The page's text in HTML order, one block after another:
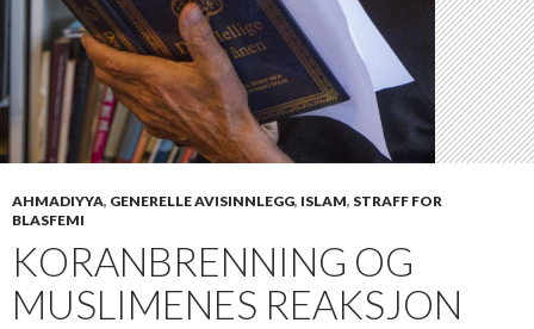
AHMADIYYA, GENERELLE AVISINNLEGG, ISLAM, STRAFF FOR
BLASFEMI
KORANBRENNING OG
MUSLIMENES REAKSJON